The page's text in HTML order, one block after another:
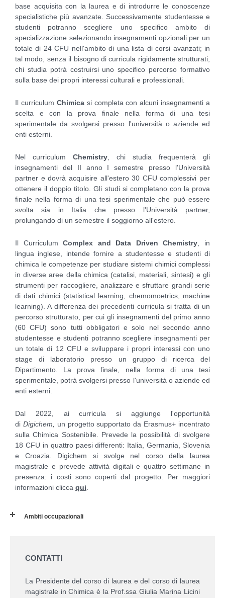
base acquisita con la laurea e di introdurre le conoscenze
specialistiche più avanzate. Successivamente studentesse e
studenti potranno scegliere uno specifico ambito di
specializzazione selezionando insegnamenti opzionali per un
totale di 24 CFU nell'ambito di una lista di corsi avanzati; in
tal modo, senza il bisogno di curricula rigidamente strutturati,
chi studia potrà costruirsi uno specifico percorso formativo
sulla base dei propri interessi culturali e professionali.
Il curriculum Chimicasi completa con alcuni insegnamenti a
scelta e con la prova finale nella forma di una tesi
sperimentale da svolgersi presso l'università o aziende ed
enti esterni.
Nel curriculum Chemistry , chi studia frequenterà gli
insegnamenti del II anno I semestre presso l'Università
partner e dovrà acquisire all'estero 30 CFU complessivi per
ottenere il doppio titolo. Gli studi si completano con la prova
finale nella forma di una tesi sperimentale che può essere
svolta sia in Italia che presso l'Università partner,
prolungando di un semestre il soggiorno all'estero.
Il CurriculumComplex and Data Driven Chemistry , in
lingua inglese, intende fornire a studentesse e studenti di
chimica le competenze per studiare sistemi chimici complessi
in diverse aree della chimica (catalisi, materiali, sintesi) e gli
strumenti per raccogliere, analizzare e sfruttare grandi serie
di dati chimici (statistical learning, chemomoetrics, machine
learning). A differenza dei precedenti curricula si tratta di un
percorso strutturato, per cui gli insegnamenti del primo anno
(60 CFU) sono tutti obbligatori e solo nel secondo anno
studentesse e studenti potranno scegliere insegnamenti per
un totale di 12 CFU e sviluppare i propri interessi con uno
stage di laboratorio presso un gruppo di ricerca del
Dipartimento. La prova finale, nella forma di una tesi
sperimentale, potrà svolgersi presso l'università o aziende ed
enti esterni.
Dal 2022, ai curricula si aggiunge l'opportunità
di Digichem, un progetto supportato da Erasmus+ incentrato
sulla Chimica Sostenibile. Prevede la possibilità di svolgere
18 CFU in quattro paesi differenti: Italia, Germania, Slovenia
e Croazia. Digichem si svolge nel corso della laurea
magistrale e prevede attività digitali e quattro settimane in
presenza: i costi sono coperti dal progetto. Per maggiori
informazioni clicca qui
Ambiti occupazionali
CONTATTI
La Presidente del corso di laurea e del corso di laurea
magistrale in Chimica è la Prof.ssa Giulia Marina Licini